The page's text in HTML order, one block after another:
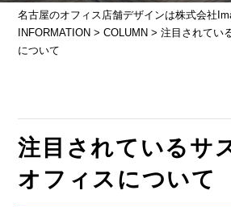
名古屋のオフィス店舗デザインは株式会社
INFORMATION >COLUMN >注目されてい
について
注目されているサ
オフィスについて